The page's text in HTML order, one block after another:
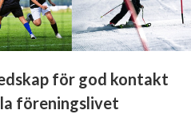
för god kontakt
föreningslivet